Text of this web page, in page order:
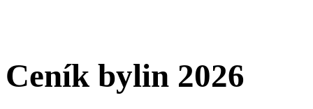
Ceník bylin 2026